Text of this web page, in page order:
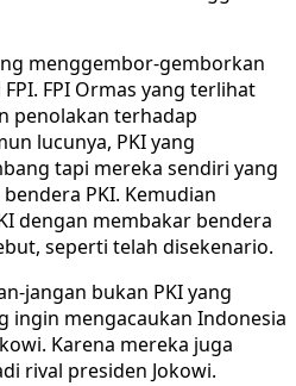
menggembor-gemborkan
FPI Ormas yang terlihat
penolakan terhadap
lucunya, PKI yang
tapi mereka sendiri yang
PKI. Kemudian
dengan membakar bendera
seperti telah disekenario.
jangan bukan PKI yang
ingin mengacaukan Indonesia
Karena mereka juga
rival presiden Jokowi.